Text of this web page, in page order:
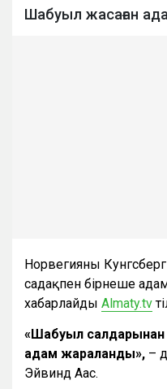
Шабуыл жасаған
Норвегияның
садақпен бірнеше
хабарлайды Almaty.tv
«Шабуыл салдарынан
адам жараланды», –
Эйвинд Аас.